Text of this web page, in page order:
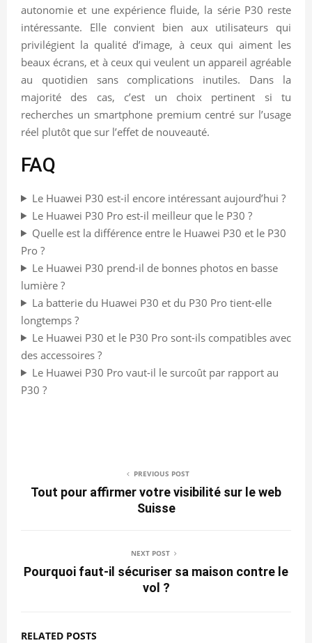
autonomie et une expérience fluide, la série P30 reste
intéressante. Elle convient bien aux utilisateurs qui
privilégient la qualité d’image, à ceux qui aiment les
beaux écrans, et à ceux qui veulent un appareil agréable
au quotidien sans complications inutiles. Dans la
majorité des cas, c’est un choix pertinent si tu
recherches un smartphone premium centré sur l’usage
réel plutôt que sur l’effet de nouveauté.
FAQ
Le Huawei P30 est-il encore intéressant aujourd’hui ?
Le Huawei P30 Pro est-il meilleur que le P30 ?
Quelle est la différence entre le Huawei P30 et le P30
Pro ?
Le Huawei P30 prend-il de bonnes photos en basse
lumière ?
La batterie du Huawei P30 et du P30 Pro tient-elle
longtemps ?
Le Huawei P30 et le P30 Pro sont-ils compatibles avec
des accessoires ?
Le Huawei P30 Pro vaut-il le surcoût par rapport au
P30 ?
PREVIOUS POST
Tout pour affirmer votre visibilité sur le web
Suisse
NEXT POST
Pourquoi faut-il sécuriser sa maison contre le
vol ?
RELATED POSTS